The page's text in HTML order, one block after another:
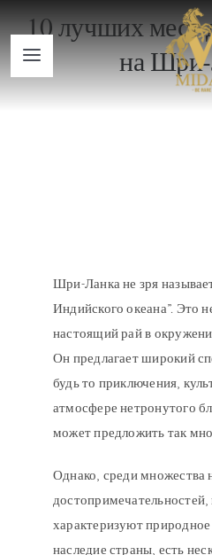
contentToggle
Navigation
10 лучших мест
на
Шри-Ланка не зря
Индийского океана”. Это
настоящий рай в
Он предлагает широкий
будь то приключения,
атмосфере нетронутого
может предложить так
Однако, среди множества
достопримечательностей,
характеризуют природное
наследие страны, есть